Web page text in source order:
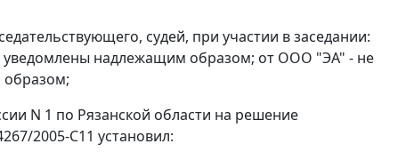
судей, при участии в заседании:
уведомлены надлежащим образом; от ООО "ЭА" - не
образом;
N 1 по Рязанской области на решение
2005-С11 установил: